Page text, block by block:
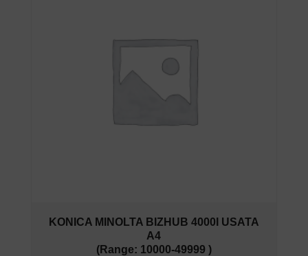
KONICA MINOLTA BIZHUB 4000I USATA
A4
(Range: 10000-49999 )